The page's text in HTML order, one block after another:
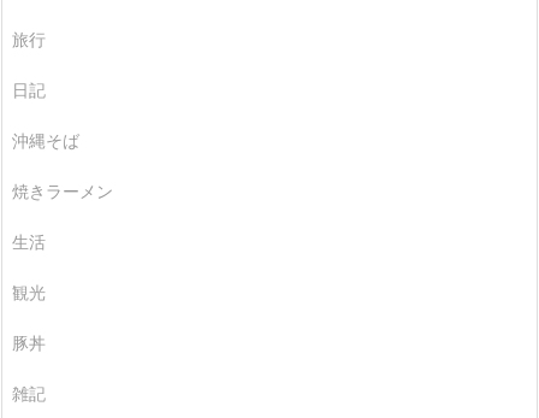
旅行
日記
沖縄そば
焼きラーメン
生活
観光
豚丼
雑記